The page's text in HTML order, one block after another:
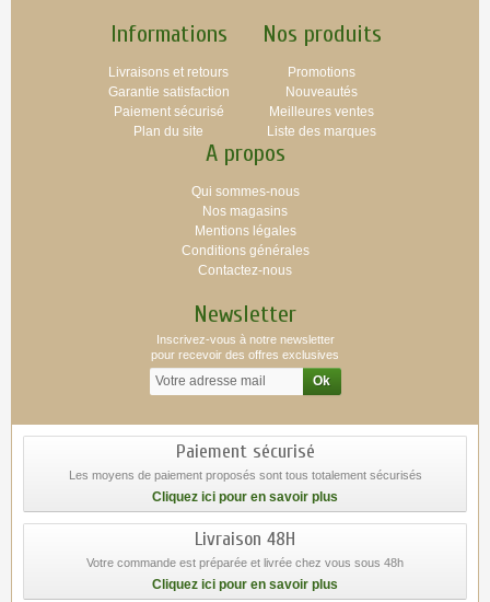
Informations
Livraisons et retours
Garantie satisfaction
Paiement sécurisé
Plan du site
Nos produits
Promotions
Nouveautés
Meilleures ventes
Liste des marques
A propos
Qui sommes-nous
Nos magasins
Mentions légales
Conditions générales
Contactez-nous
Newsletter
Inscrivez-vous à notre newsletter
pour recevoir des offres exclusives
Paiement sécurisé
Les moyens de paiement proposés sont tous totalement sécurisés
Cliquez ici pour en savoir plus
Livraison 48H
Votre commande est préparée et livrée chez vous sous 48h
Cliquez ici pour en savoir plus